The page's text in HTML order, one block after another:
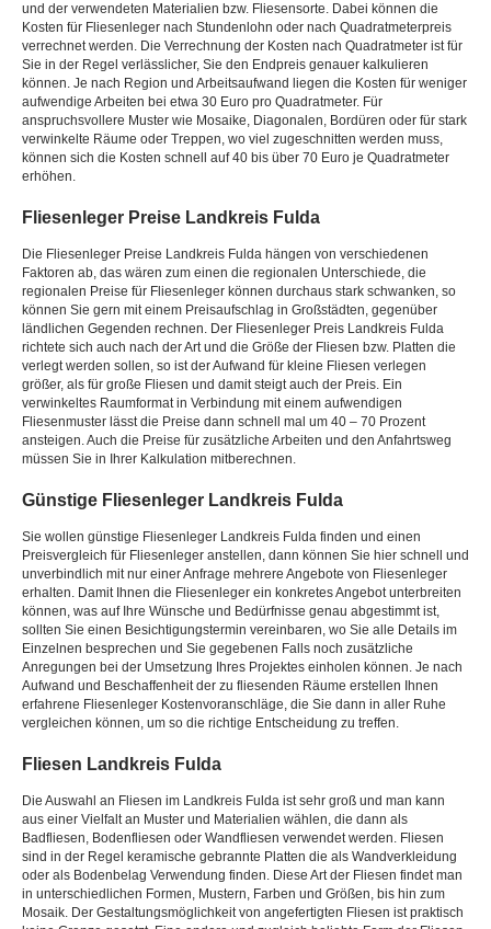
und der verwendeten Materialien bzw. Fliesensorte. Dabei können die
Kosten für Fliesenleger nach Stundenlohn oder nach Quadratmeterpreis
verrechnet werden. Die Verrechnung der Kosten nach Quadratmeter ist für
Sie in der Regel verlässlicher, Sie den Endpreis genauer kalkulieren
können. Je nach Region und Arbeitsaufwand liegen die Kosten für weniger
aufwendige Arbeiten bei etwa 30 Euro pro Quadratmeter. Für
anspruchsvollere Muster wie Mosaike, Diagonalen, Bordüren oder für stark
verwinkelte Räume oder Treppen, wo viel zugeschnitten werden muss,
können sich die Kosten schnell auf 40 bis über 70 Euro je Quadratmeter
erhöhen.
Fliesenleger Preise Landkreis Fulda
Die Fliesenleger Preise Landkreis Fulda hängen von verschiedenen
Faktoren ab, das wären zum einen die regionalen Unterschiede, die
regionalen Preise für Fliesenleger können durchaus stark schwanken, so
können Sie gern mit einem Preisaufschlag in Großstädten, gegenüber
ländlichen Gegenden rechnen. Der Fliesenleger Preis Landkreis Fulda
richtete sich auch nach der Art und die Größe der Fliesen bzw. Platten die
verlegt werden sollen, so ist der Aufwand für kleine Fliesen verlegen
größer, als für große Fliesen und damit steigt auch der Preis. Ein
verwinkeltes Raumformat in Verbindung mit einem aufwendigen
Fliesenmuster lässt die Preise dann schnell mal um 40 – 70 Prozent
ansteigen. Auch die Preise für zusätzliche Arbeiten und den Anfahrtsweg
müssen Sie in Ihrer Kalkulation mitberechnen.
Günstige Fliesenleger Landkreis Fulda
Sie wollen günstige Fliesenleger Landkreis Fulda finden und einen
Preisvergleich für Fliesenleger anstellen, dann können Sie hier schnell und
unverbindlich mit nur einer Anfrage mehrere Angebote von Fliesenleger
erhalten. Damit Ihnen die Fliesenleger ein konkretes Angebot unterbreiten
können, was auf Ihre Wünsche und Bedürfnisse genau abgestimmt ist,
sollten Sie einen Besichtigungstermin vereinbaren, wo Sie alle Details im
Einzelnen besprechen und Sie gegebenen Falls noch zusätzliche
Anregungen bei der Umsetzung Ihres Projektes einholen können. Je nach
Aufwand und Beschaffenheit der zu fliesenden Räume erstellen Ihnen
erfahrene Fliesenleger Kostenvoranschläge, die Sie dann in aller Ruhe
vergleichen können, um so die richtige Entscheidung zu treffen.
Fliesen Landkreis Fulda
Die Auswahl an Fliesen im Landkreis Fulda ist sehr groß und man kann
aus einer Vielfalt an Muster und Materialien wählen, die dann als
Badfliesen, Bodenfliesen oder Wandfliesen verwendet werden. Fliesen
sind in der Regel keramische gebrannte Platten die als Wandverkleidung
oder als Bodenbelag Verwendung finden. Diese Art der Fliesen findet man
in unterschiedlichen Formen, Mustern, Farben und Größen, bis hin zum
Mosaik. Der Gestaltungsmöglichkeit von angefertigten Fliesen ist praktisch